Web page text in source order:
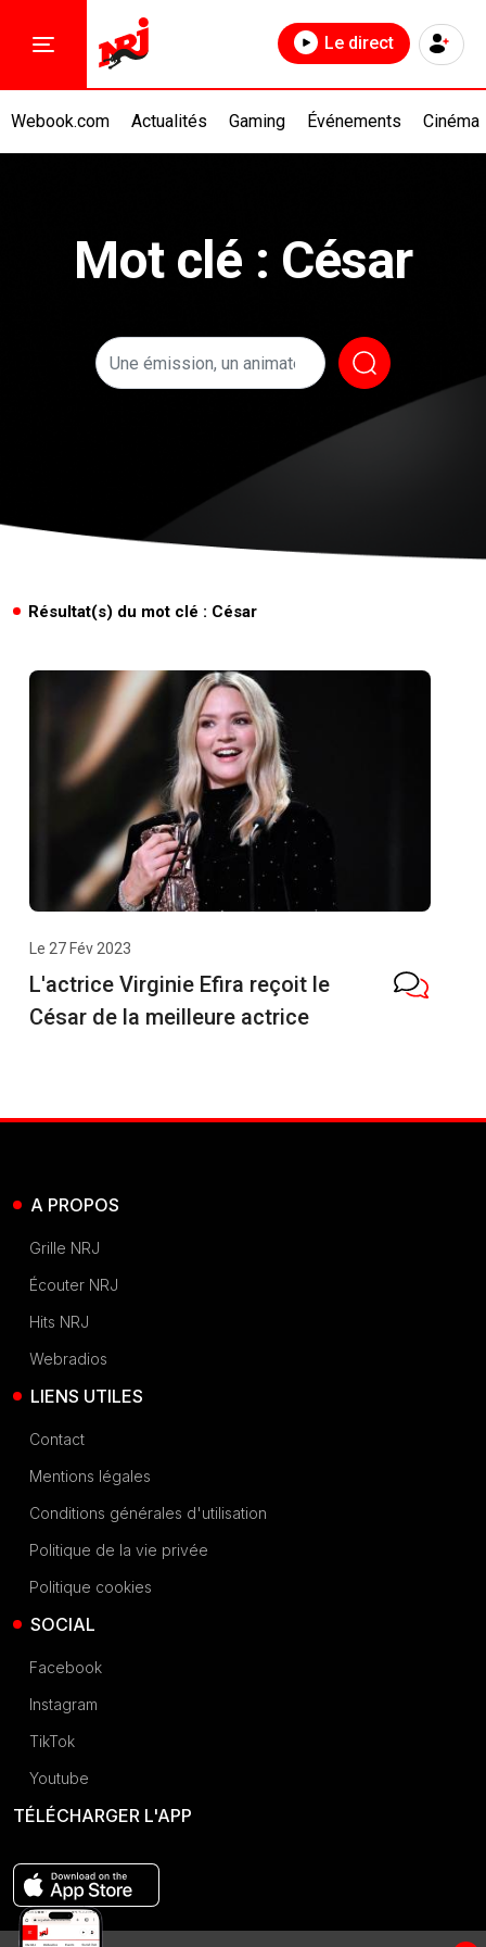
Webook.com Actualités Gaming Événements Cinéma
Le direct
Mot clé : César
Résultat(s) du mot clé : César
Le 27 Fév 2023
L'actrice Virginie Efira reçoit le
César de la meilleure actrice
A PROPOS
Grille NRJ
Écouter NRJ
Hits NRJ
Webradios
LIENS UTILES
Contact
Mentions légales
Conditions générales d'utilisation
Politique de la vie privée
Politique cookies
SOCIAL
Facebook
Instagram
TikTok
Youtube
TÉLÉCHARGER L'APP